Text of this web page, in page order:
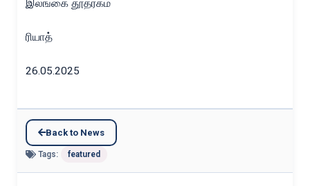
இலங்கை தூதரகம்
ரியாத்
26.05.2025
Back to News
Tags: featured